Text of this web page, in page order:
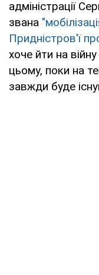
адміністрації
звана
Придністров'ї
хоче йти на
цьому, поки на
завжди буде